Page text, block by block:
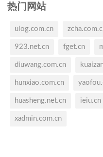
热门网站
ulog.com.cn
923.net.cn fget.cn
diuwang.com.cn
hunxiao.com.cn
huasheng.net.cn ieiu.cn
xadmin.com.cn